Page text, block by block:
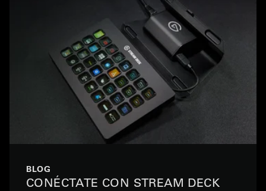
BLOG
CONÉCTATE CON STREAM DECK